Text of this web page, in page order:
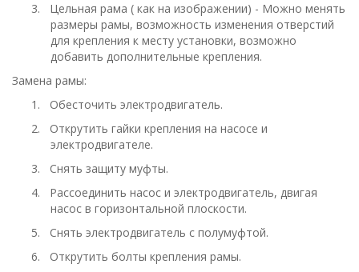
3.
Цельная рама ( как на изображении) - Можно менять
размеры рамы, возможность изменения отверстий
для крепления к месту установки, возможно
добавить дополнительные крепления.
Замена рамы:
1.
Обесточить электродвигатель.
2.
Открутить гайки крепления на насосе и
электродвигателе.
3.
Снять защиту муфты.
4.
Рассоединить насос и электродвигатель, двигая
насос в горизонтальной плоскости.
5.
Снять электродвигатель с полумуфтой.
6.
Открутить болты крепления рамы.